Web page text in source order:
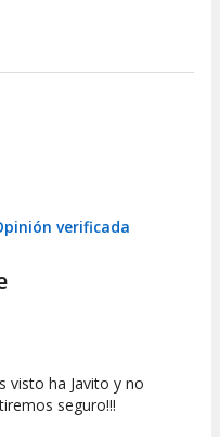
verificada
10
visto ha Javito y no
seguro!!!